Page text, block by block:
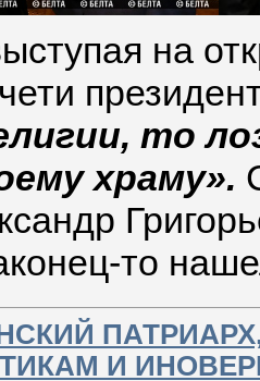
на
то
храму».
то
И